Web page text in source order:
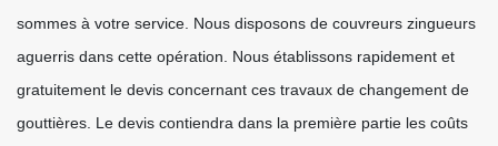
sommes à votre service. Nous disposons de couvreurs zingueurs
aguerris dans cette opération. Nous établissons rapidement et
gratuitement le devis concernant ces travaux de changement de
gouttières. Le devis contiendra dans la première partie les coûts